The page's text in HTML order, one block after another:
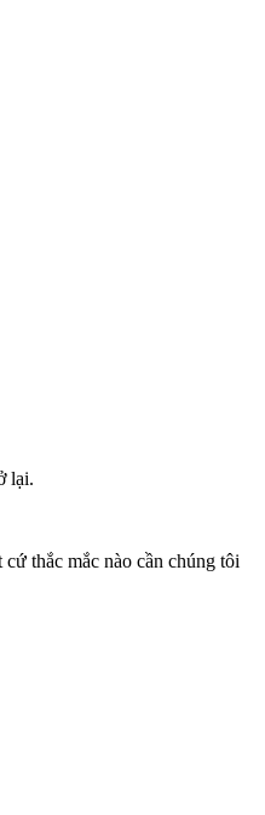
lại.
thắc mắc nào cần chúng tôi